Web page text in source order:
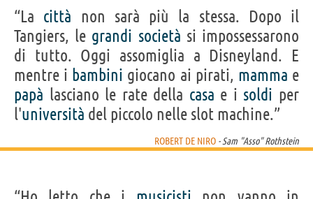
“La città non sarà più la stessa. Dopo il
Tangiers, le grandi società si impossessarono
di tutto. Oggi assomiglia a Disneyland. E
mentre i bambini giocano ai pirati, mamma e
papà lasciano le rate della casa e i soldi per
l'università del piccolo nelle slot machine.”
ROBERT DE NIRO - Sam "Asso" Rothstein